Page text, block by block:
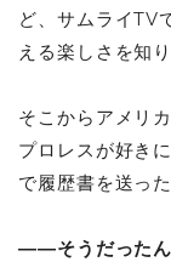
ど、サムライTV
える楽しさを知り
そこからアメリ
プロレスが好き
で履歴書を送った
――そうだったん